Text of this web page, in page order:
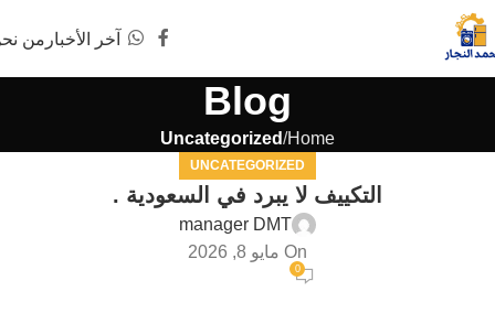
آخر الأخبار من
Blog
Home
Uncategorized
UNCATEGORIZED
التكييف لا يبرد في السعودية .
manager DMT
On مايو 8, 2026
0